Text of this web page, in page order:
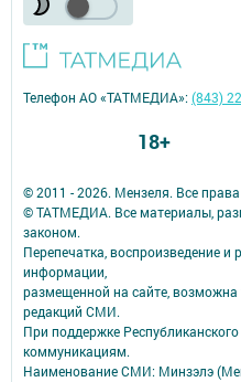
© 2011 - 2026. Мензеля. Все
© ТАТМЕДИА. Все материалы,
законом.
Перепечатка, воспроизведение
информации,
размещенной на сайте, возможна
редакций СМИ.
При поддержке
коммуникациям.
Наименование СМИ: Минзэлэ
Телефон АО «ТАТМЕДИА»:(843)
18+